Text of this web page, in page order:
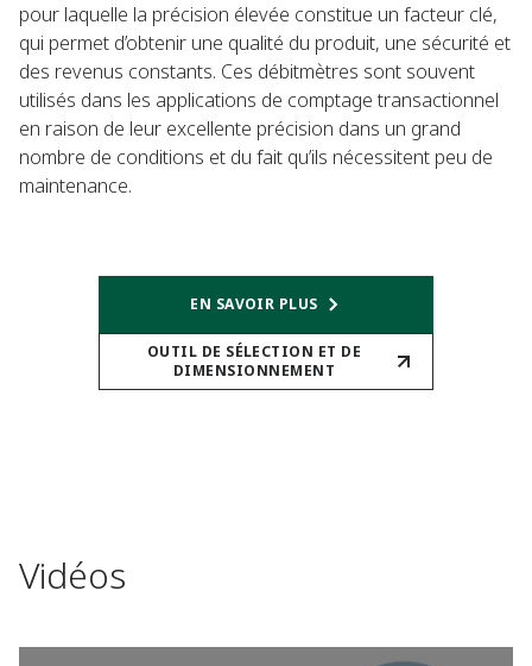
pour laquelle la précision élevée constitue un facteur clé,
qui permet d’obtenir une qualité du produit, une sécurité et
des revenus constants. Ces débitmètres sont souvent
utilisés dans les applications de comptage transactionnel
en raison de leur excellente précision dans un grand
nombre de conditions et du fait qu’ils nécessitent peu de
maintenance.​
EN SAVOIR PLUS​
OUTIL DE SÉLECTION ET DE
DIMENSIONNEMENT​
Vidéos